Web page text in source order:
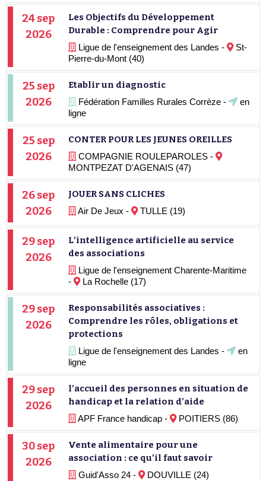
24 sep
2026
Les Objectifs du Développement
Durable : Comprendre pour Agir
Ligue de l'enseignement des Landes -
St-
Pierre-du-Mont (40)
25 sep
2026
Etablir un diagnostic
Fédération Familles Rurales Corrèze -
en
ligne
25 sep
2026
CONTER POUR LES JEUNES OREILLES
COMPAGNIE ROULEPAROLES -
MONTPEZAT D'AGENAIS (47)
26 sep
2026
JOUER SANS CLICHES
Air De Jeux - TULLE (19)
29 sep
2026
L’intelligence artificielle au service
des associations
Ligue de l'enseignement Charente-Maritime
-
La Rochelle (17)
29 sep
2026
Responsabilités associatives :
Comprendre les rôles, obligations et
protections
Ligue de l'enseignement des Landes -
en
ligne
29 sep
2026
l’accueil des personnes en situation de
handicap et la relation d’aide
APF France handicap - POITIERS (86)
30 sep
2026
Vente alimentaire pour une
association : ce qu’il faut savoir
Guid'Asso 24 - DOUVILLE (24)